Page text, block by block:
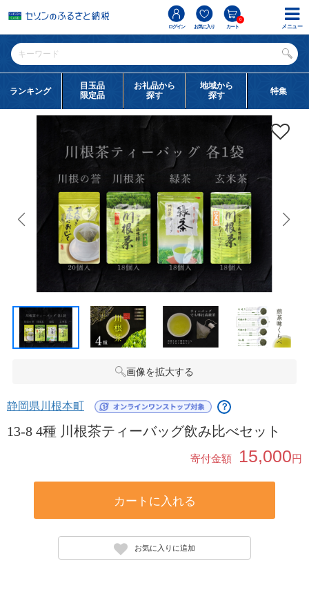
ログイン お気に入り カート
0
ランキング
目玉品
限定品
お礼品から
探す
地域から
探す
特集
画像を拡大する
静岡県川根本町 ？
13-8 4種 川根茶ティーバッグ飲み比べセット
寄付金額 15,000円
カートに入れる
お気に入りに追加
メニュー